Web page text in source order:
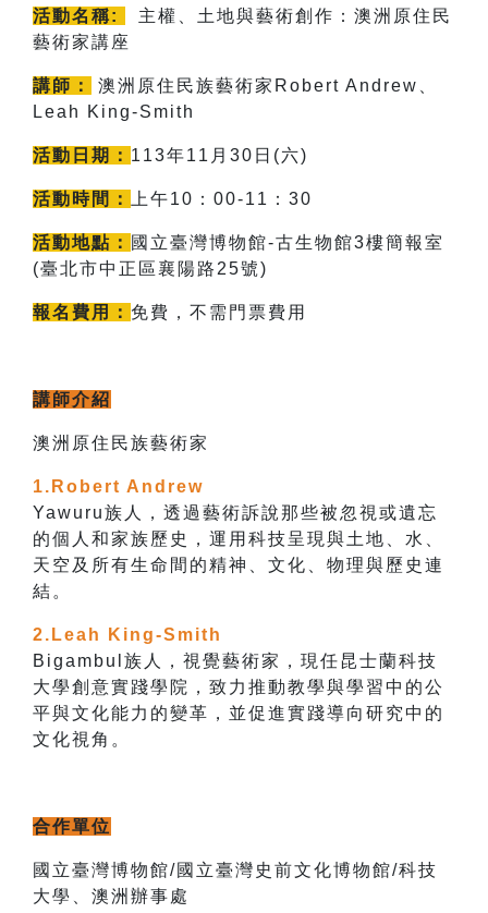
活動名稱:
主權、土地與藝術創作：澳洲原住民
藝術家講座
講師：
澳洲原住民族藝術家Robert Andrew、
Leah King-Smith
活動日期： 113年11月30日(六)
活動時間： 上午10：00-11：30
活動地點： 國立臺灣博物館-古生物館3樓簡報室
(臺北市中正區襄陽路25號)
報名費用： 免費，不需門票費用
講師介紹
澳洲原住民族藝術家
1.Robert Andrew
Yawuru族人，透過藝術訴說那些被忽視或遺忘
的個人和家族歷史，運用科技呈現與土地、水、
天空及所有生命間的精神、文化、物理與歷史連
結。
2.Leah King-Smith
Bigambul族人，視覺藝術家，現任昆士蘭科技
大學創意實踐學院，致力推動教學與學習中的公
平與文化能力的變革，並促進實踐導向研究中的
文化視角。
合作單位
國立臺灣博物館/國立臺灣史前文化博物館/科技
大學、澳洲辦事處